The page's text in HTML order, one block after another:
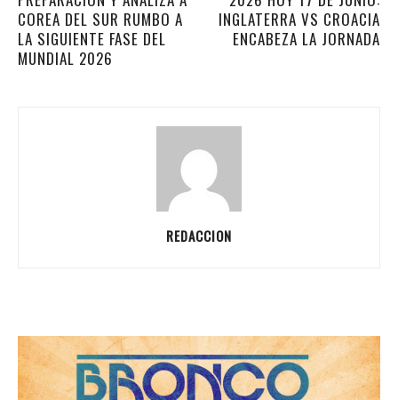
COREA DEL SUR RUMBO A
LA SIGUIENTE FASE DEL
MUNDIAL 2026
INGLATERRA VS CROACIA
ENCABEZA LA JORNADA
REDACCION